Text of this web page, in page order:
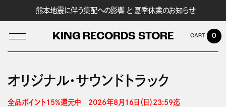
熊本地震に伴う集配への影響 と 夏季休業のお知らせ
KING RECORDS STORE
LOG IN
0
オリジナル・サウンドトラック
全品ポイント15%還元中　2026年8月16日（日）23:59迄